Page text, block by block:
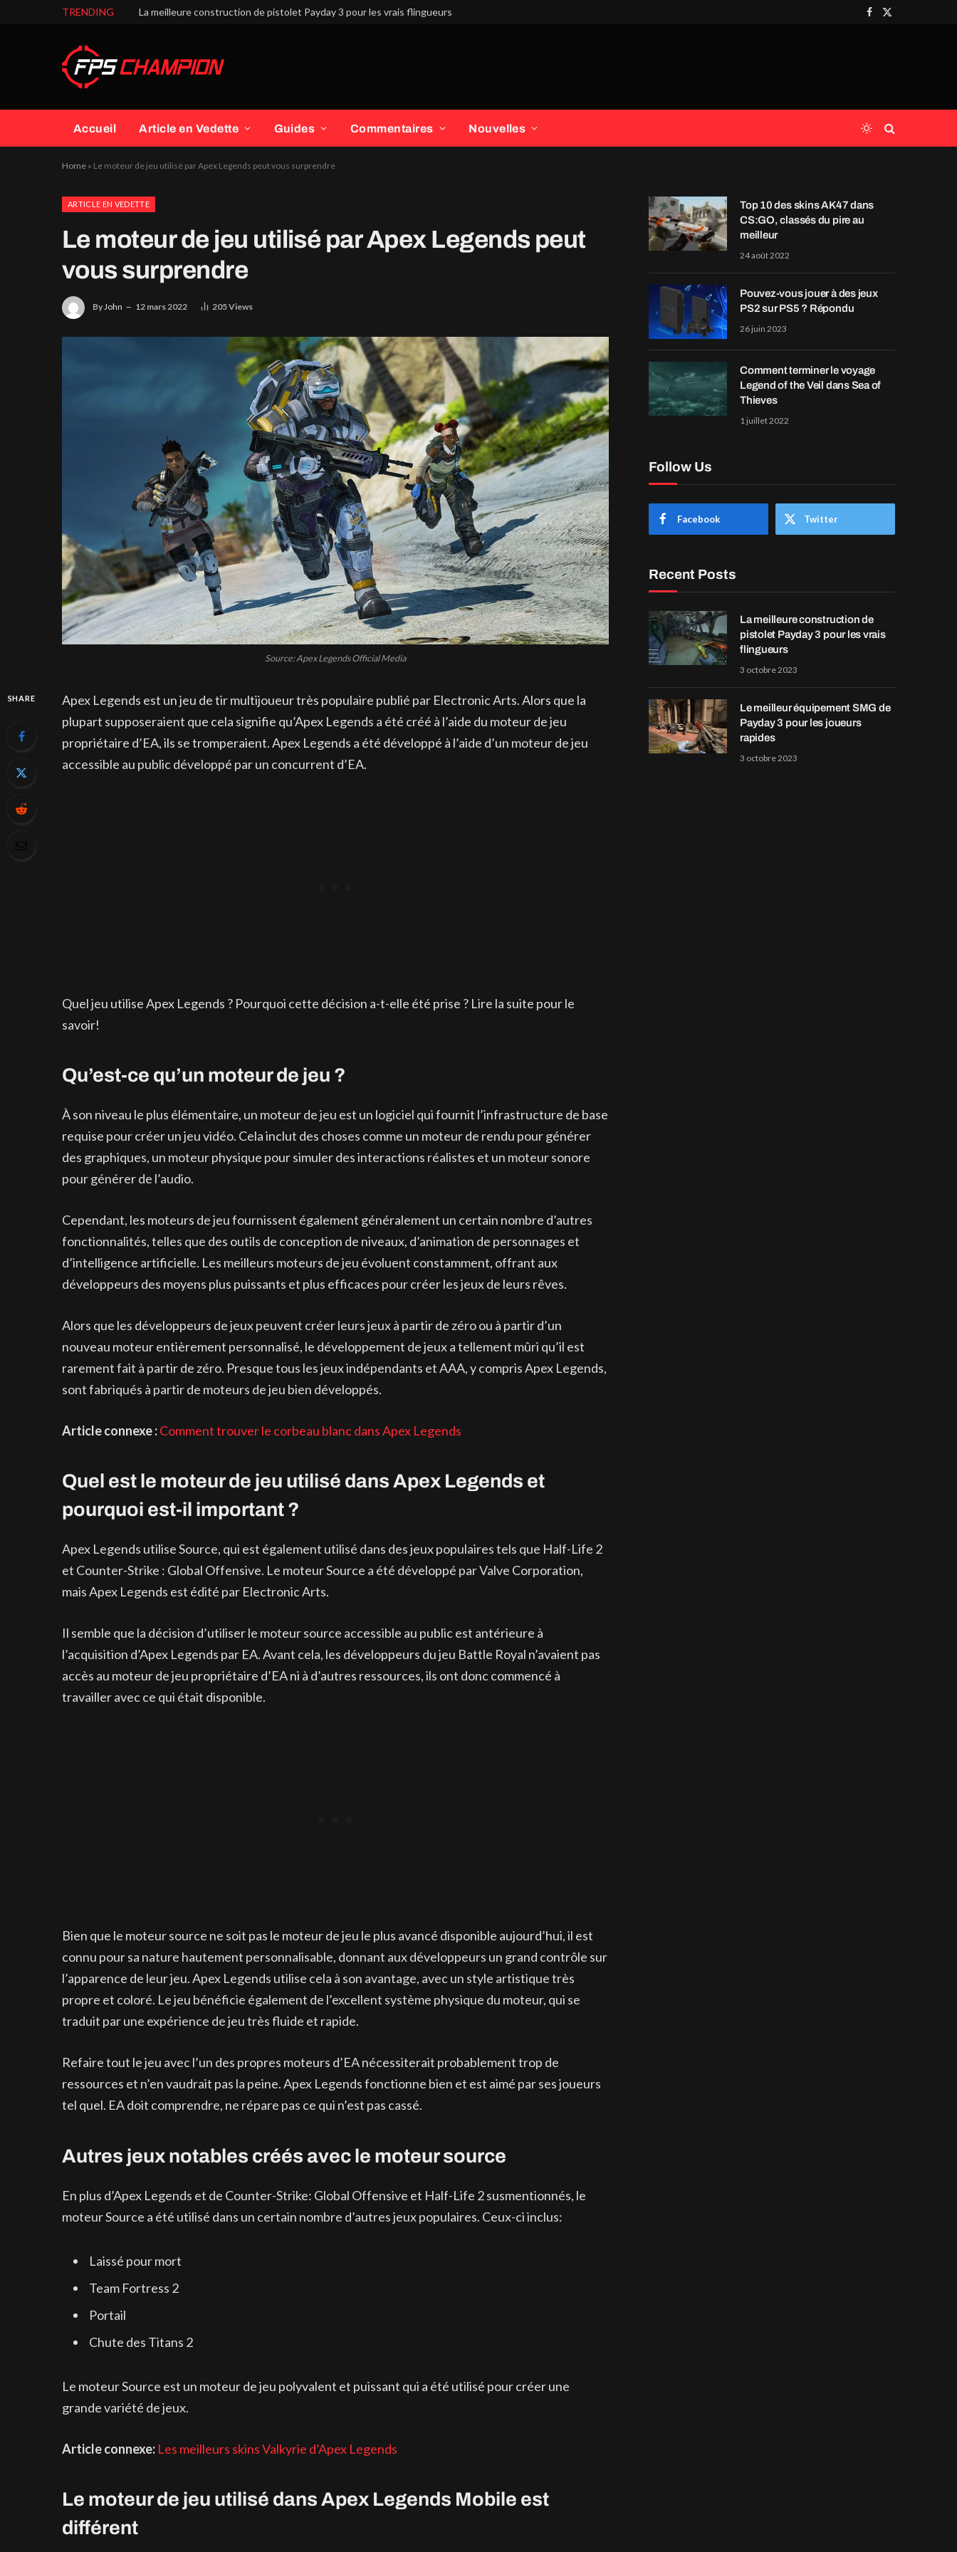
TRENDING La meilleure construction de pistolet Payday 3 pour les vrais flingueurs
Facebook
X
Accueil Article en Vedette Guides Commentaires Nouvelles
Home » Le moteur de jeu utilisé par Apex Legends peut vous surprendre
ARTICLE EN VEDETTE
Le moteur de jeu utilisé par Apex Legends peut
vous surprendre
ByJohn 12 mars 2022 205Views
Source: Apex Legends Official Media
SHARE
Apex Legends est un jeu de tir multijoueur très populaire publié par Electronic Arts. Alors que la
plupart supposeraient que cela signifie qu’Apex Legends a été créé à l’aide du moteur de jeu
propriétaire d’EA, ils se tromperaient. Apex Legends a été développé à l’aide d’un moteur de jeu
accessible au public développé par un concurrent d’EA.
Quel jeu utilise Apex Legends ? Pourquoi cette décision a-t-elle été prise ? Lire la suite pour le
savoir!
Qu’est-ce qu’un moteur de jeu ?
À son niveau le plus élémentaire, un moteur de jeu est un logiciel qui fournit l’infrastructure de base
requise pour créer un jeu vidéo. Cela inclut des choses comme un moteur de rendu pour générer
des graphiques, un moteur physique pour simuler des interactions réalistes et un moteur sonore
pour générer de l’audio.
Cependant, les moteurs de jeu fournissent également généralement un certain nombre d’autres
fonctionnalités, telles que des outils de conception de niveaux, d’animation de personnages et
d’intelligence artificielle. Les meilleurs moteurs de jeu évoluent constamment, offrant aux
développeurs des moyens plus puissants et plus efficaces pour créer les jeux de leurs rêves.
Alors que les développeurs de jeux peuvent créer leurs jeux à partir de zéro ou à partir d’un
nouveau moteur entièrement personnalisé, le développement de jeux a tellement mûri qu’il est
rarement fait à partir de zéro. Presque tous les jeux indépendants et AAA, y compris Apex Legends,
sont fabriqués à partir de moteurs de jeu bien développés.
Article connexe :Comment trouver le corbeau blanc dans Apex Legends
Quel est le moteur de jeu utilisé dans Apex Legends et
pourquoi est-il important ?
Apex Legends utilise Source, qui est également utilisé dans des jeux populaires tels que Half-Life 2
et Counter-Strike : Global Offensive. Le moteur Source a été développé par Valve Corporation,
mais Apex Legends est édité par Electronic Arts.
Il semble que la décision d’utiliser le moteur source accessible au public est antérieure à
l’acquisition d’Apex Legends par EA. Avant cela, les développeurs du jeu Battle Royal n’avaient pas
accès au moteur de jeu propriétaire d’EA ni à d’autres ressources, ils ont donc commencé à
travailler avec ce qui était disponible.
Bien que le moteur source ne soit pas le moteur de jeu le plus avancé disponible aujourd’hui, il est
connu pour sa nature hautement personnalisable, donnant aux développeurs un grand contrôle sur
l’apparence de leur jeu. Apex Legends utilise cela à son avantage, avec un style artistique très
propre et coloré. Le jeu bénéficie également de l’excellent système physique du moteur, qui se
traduit par une expérience de jeu très fluide et rapide.
Refaire tout le jeu avec l’un des propres moteurs d’EA nécessiterait probablement trop de
ressources et n’en vaudrait pas la peine. Apex Legends fonctionne bien et est aimé par ses joueurs
tel quel. EA doit comprendre, ne répare pas ce qui n’est pas cassé.
Autres jeux notables créés avec le moteur source
En plus d’Apex Legends et de Counter-Strike: Global Offensive et Half-Life 2 susmentionnés, le
moteur Source a été utilisé dans un certain nombre d’autres jeux populaires. Ceux-ci inclus:
Laissé pour mort
Team Fortress 2
Portail
Chute des Titans 2
Le moteur Source est un moteur de jeu polyvalent et puissant qui a été utilisé pour créer une
grande variété de jeux.
Article connexe: Les meilleurs skins Valkyrie d’Apex Legends
Le moteur de jeu utilisé dans Apex Legends Mobile est
différent
Top 10 des skins AK47 dans
CS:GO, classés du pire au
meilleur
24 août 2022
Pouvez-vous jouer à des jeux
PS2 sur PS5 ? Répondu
26 juin 2023
Comment terminer le voyage
Legend of the Veil dans Sea of
Thieves
1 juillet 2022
Follow Us
Facebook Twitter
Recent Posts
La meilleure construction de
pistolet Payday 3 pour les vrais
flingueurs
3 octobre 2023
Le meilleur équipement SMG de
Payday 3 pour les joueurs
rapides
3 octobre 2023